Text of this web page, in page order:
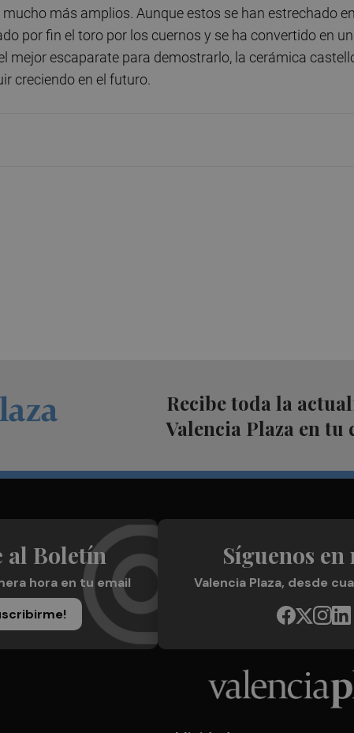
más amplios. Aunque estos se han estrechado
por fin el toro por los cuernos y se ha convertido en
mejor escaparate para demostrarlo, la cerámica
creciendo en el futuro.
Recibe toda la
Valencia Plaza en tu
al Boletín
hora en tu email
Síguenos en
Valencia Plaza, desde